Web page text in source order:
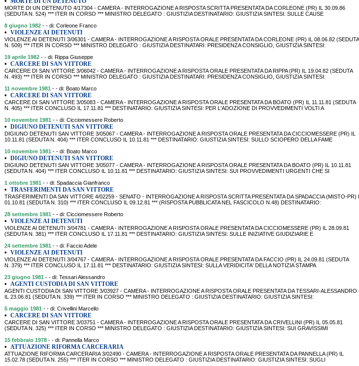
MORTE DI UN DETENUTO 4/17304 - CAMERA - INTERROGAZIONE A RISPOSTA SCRITTA PRESENTATA DA CORLEONE (PR) IL 30.09.86
(SEDUTA N. 524) *** ITER IN CORSO *** MINISTRO DELEGATO : GIUSTIZIA DESTINATARIO: GIUSTIZIA SINTESI: SULLE CAUSE
8 giugno 1982 - - di: Corleone Franco
• VIOLENZE AI DETENUTI
VIOLENZE AI DETENUTI 3/06301 - CAMERA - INTERROGAZIONE A RISPOSTA ORALE PRESENTATA DA CORLEONE (PR) IL 08.06.82 (SEDUTA
N. 509) *** ITER IN CORSO *** MINISTRO DELEGATO : GIUSTIZIA DESTINATARI: PRESIDENZA CONSIGLIO, GIUSTIZIA SINTESI:
19 aprile 1982 - - di: Rippa Giuseppe
• CARCERE DI SAN VITTORE
CARCERE DI SAN VITTORE 3/06042 - CAMERA - INTERROGAZIONE A RISPOSTA ORALE PRESENTATA DA RIPPA (PR) IL 19.04.82 (SEDUTA
N. 493) *** ITER IN CORSO *** MINISTRO DELEGATO : GIUSTIZIA DESTINATARI: PRESIDENZA CONSIGLIO, GIUSTIZIA SINTESI:
11 novembre 1981 - - di: Boato Marco
• CARCERE DI SAN VITTORE
CARCERE DI SAN VITTORE 3/05083 - CAMERA - INTERROGAZIONE A RISPOSTA ORALE PRESENTATA DA BOATO (PR) IL 11.11.81 (SEDUTA
N. 405) *** ITER CONCLUSO IL 17.11.81 *** DESTINATARIO: GIUSTIZIA SINTESI: PER L'ADOZIONE DI PROVVEDIMENTI VOLTI A
10 novembre 1981 - - di: Cicciomessere Roberto
• DIGIUNO DETENUTI SAN VITTORE
DIGIUNO DETENUTI SAN VITTORE 3/05067 - CAMERA - INTERROGAZIONE A RISPOSTA ORALE PRESENTATA DA CICCIOMESSERE (PR) IL
10.11.81 (SEDUTA N. 404) *** ITER CONCLUSO IL 10.11.81 *** DESTINATARIO: GIUSTIZIA SINTESI: SULLO SCIOPERO DELLA FAME
10 novembre 1981 - - di: Boato Marco
• DIGIUNO DETENUTI SAN VITTORE
DIGIUNO DETENUTI SAN VITTORE 3/05077 - CAMERA - INTERROGAZIONE A RISPOSTA ORALE PRESENTATA DA BOATO (PR) IL 10.11.81
(SEDUTA N. 404) *** ITER CONCLUSO IL 10.11.81 *** DESTINATARIO: GIUSTIZIA SINTESI: SUI PROVVEDIMENTI URGENTI CHE SI
1 ottobre 1981 - - di: Spadaccia Gianfranco
• TRASFERIMENTI DA SAN VITTORE
TRASFERIMENTI DA SAN VITTORE 4/02259 - SENATO - INTERROGAZIONE A RISPOSTA SCRITTA PRESENTATA DA SPADACCIA (MISTO-PR)
01.10.81 (SEDUTA N. 310) *** ITER CONCLUSO IL 09.12.81 *** (RISPOSTA PUBBLICATA NEL FASCICOLO N.48) DESTINATARIO:
28 settembre 1981 - - di: Cicciomessere Roberto
• VIOLENZE AI DETENUTI
VIOLENZE AI DETENUTI 3/04781 - CAMERA - INTERROGAZIONE A RISPOSTA ORALE PRESENTATA DA CICCIOMESSERE (PR) IL 28.09.81
(SEDUTA N. 381) *** ITER CONCLUSO IL 17.11.81 *** DESTINATARIO: GIUSTIZIA SINTESI: SULLE INIZIATIVE GIUDIZIARIE E
24 settembre 1981 - - di: Faccio Adele
• VIOLENZE AI DETENUTI
VIOLENZE AI DETENUTI 3/04767 - CAMERA - INTERROGAZIONE A RISPOSTA ORALE PRESENTATA DA FACCIO (PR) IL 24.09.81 (SEDUTA
N. 379) *** ITER CONCLUSO IL 17.11.81 *** DESTINATARIO: GIUSTIZIA SINTESI: SULLA VERIDICITA' DELLA NOTIZIA STAMPA
23 giugno 1981 - - di: Tessari Alessandro
• AGENTI CUSTODIA DI SAN VITTORE
AGENTI CUSTODIA DI SAN VITTORE 3/03927 - CAMERA - INTERROGAZIONE A RISPOSTA ORALE PRESENTATA DA TESSARI-ALESSANDRO
IL 23.06.81 (SEDUTA N. 339) *** ITER IN CORSO *** MINISTRO DELEGATO : GIUSTIZIA DESTINATARIO: GIUSTIZIA SINTESI:
5 maggio 1981 - - di: Crivellini Marcello
• CARCERE DI SAN VITTORE
CARCERE DI SAN VITTORE 3/03751 - CAMERA - INTERROGAZIONE A RISPOSTA ORALE PRESENTATA DA CRIVELLINI (PR) IL 05.05.81
(SEDUTA N. 325) *** ITER IN CORSO *** MINISTRO DELEGATO : GIUSTIZIA DESTINATARIO: GIUSTIZIA SINTESI: SUI GRAVISSIMI
15 febbraio 1978 - - di: Pannella Marco
• ATTUAZIONE RIFORMA CARCERARIA
ATTUAZIONE RIFORMA CARCERARIA 3/02490 - CAMERA - INTERROGAZIONE A RISPOSTA ORALE PRESENTATA DA PANNELLA (PR) IL
15.02.78 (SEDUTA N. 255) *** ITER IN CORSO *** MINISTRO DELEGATO : GIUSTIZIA DESTINATARIO: GIUSTIZIA SINTESI: SUGLI